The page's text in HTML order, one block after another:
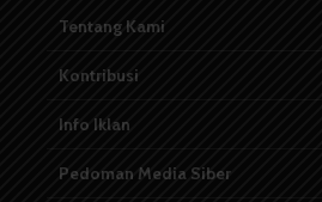
Tentang Kami
Kontribusi
Info Iklan
Pedoman Media Siber